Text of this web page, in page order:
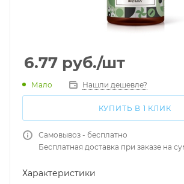
6.77 руб./шт
Мало Нашли дешевле?
КУПИТЬ В 1 КЛИК
Самовывоз - бесплатно
Бесплатная доставка при заказе на
Характеристики